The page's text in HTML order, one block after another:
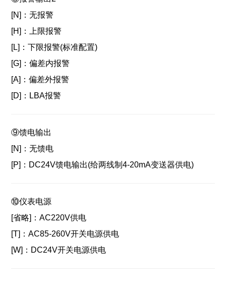
[N]：无报警
[H]：
上限报警
[L]：下限报警(标准配置)
[G]：偏差内报警
[A]：偏差外报警
[D]： LBA报警
⑨馈电输出
[N]：无馈电
[P]： DC24V馈电输出(给两线制4-20mA变送器供电)
⑩仪表电源
[省略]：AC220V供电
[T]：AC85-260V开关电源供电
[W]： DC24V开关电源供电